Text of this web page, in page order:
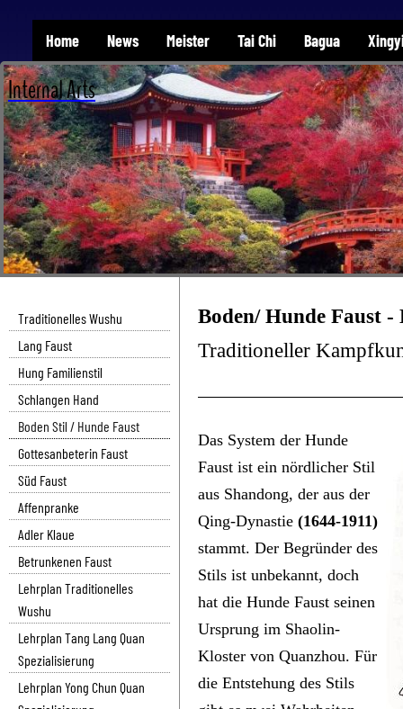
Home News Meister Tai Chi Bagua
Internal Arts
Traditionelles Wushu
Lang Faust
Hung Familienstil
Schlangen Hand
Boden Stil / Hunde Faust
Gottesanbeterin Faust
Süd Faust
Affenpranke
Adler Klaue
Betrunkenen Faust
Lehrplan Traditionelles
Wushu
Lehrplan Tang Lang Quan
Spezialisierung
Lehrplan Yong Chun Quan
Boden/ Hunde Faust
Traditioneller
Das System der Hunde
Faust ist ein nördlicher Stil
aus Shandong, der aus der
Qing-Dynastie (1644-1911)
stammt. Der Begründer des
Stils ist unbekannt, doch
hat die Hunde Faust seinen
Ursprung im Shaolin-
Kloster von Quanzhou. Für
die Entstehung des Stils